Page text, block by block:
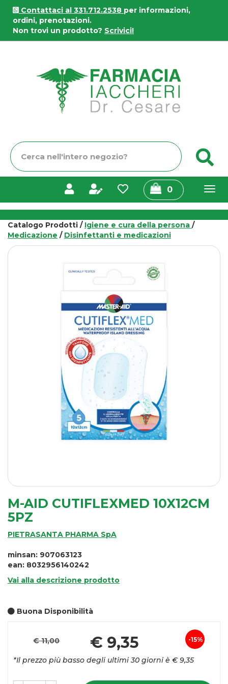
Passa
contenuto
principale
Contattaci al 331.712.2538 per informazioni,
ordini, prenotazioni.
Non trovi un prodotto? Scrivici!
Cerca
Prodotto
0prodotti
inseriti
Catalogo Prodotti / Igiene e cura della persona /
Medicazione / Disinfettanti e medicazioni
M-AID CUTIFLEXMED 10X12CM
5PZ
PIETRASANTA PHARMA SpA
minsan: 907063123
ean: 8032956140242
Vai alla descrizione prodotto
Buona Disponibilità
Sconto
15%
€ 11,00 € 9,35
*Il prezzo più basso degli ultimi 30 giorni è € 9,35